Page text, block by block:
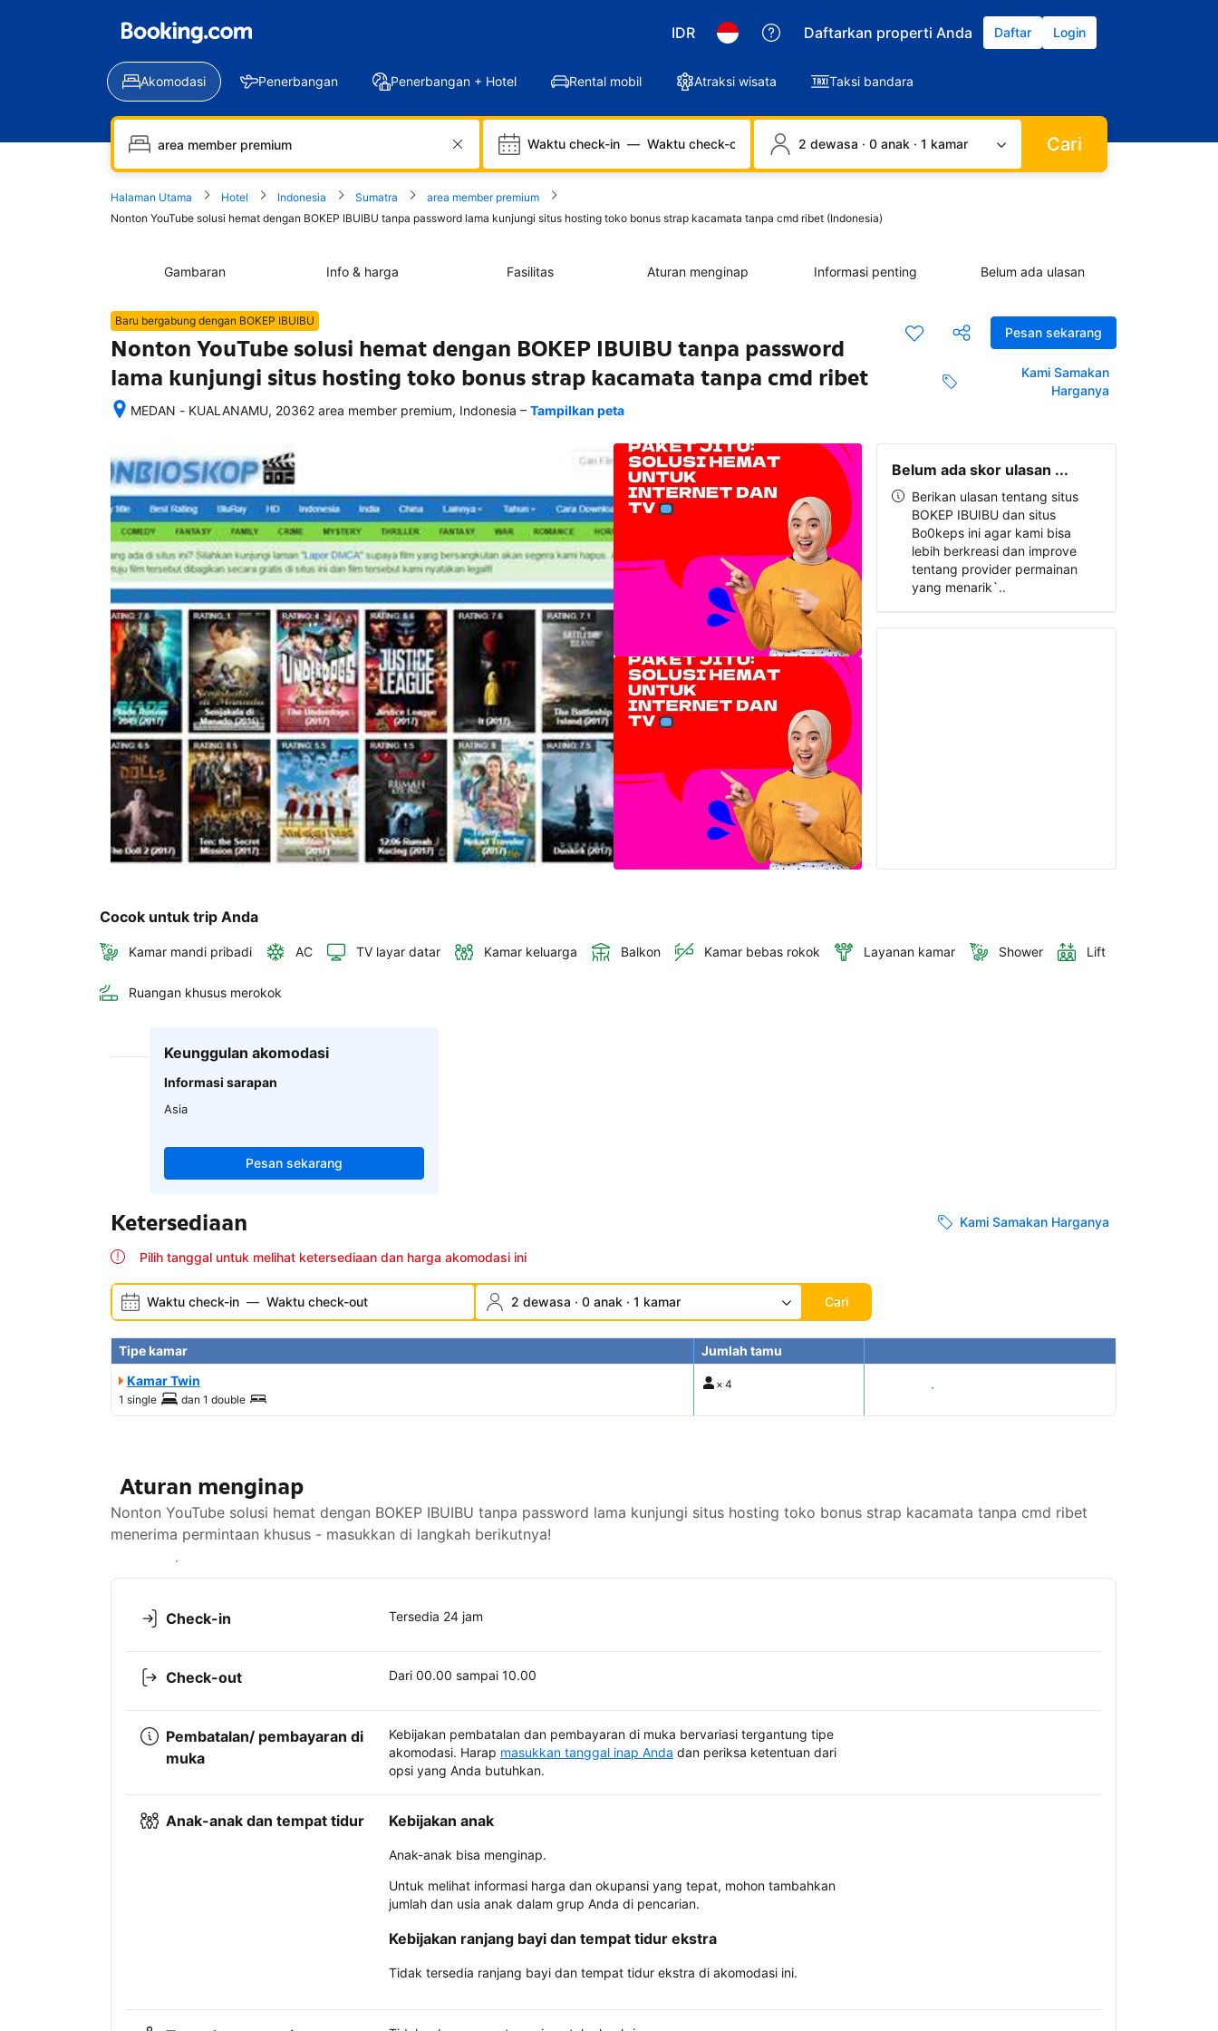
IDR Daftarkan properti Anda Daftar Login
Akomodasi Penerbangan Penerbangan + Hotel Rental mobil Atraksi wisata Taksi bandara
Waktu check-in — Waktu check-out 2 dewasa · 0 anak · 1 kamar Cari
Halaman Utama Hotel Indonesia Sumatra
area member premium
Nonton YouTube solusi hemat dengan BOKEP IBUIBU tanpa password lama kunjungi situs hosting toko bonus strap kacamata tanpa cmd ribet (Indonesia)
Gambaran Info & harga Fasilitas Aturan menginap Informasi penting Belum ada ulasan
Pesan sekarang
Kami Samakan
Harganya
Baru bergabung dengan BOKEP IBUIBU
Nonton YouTube solusi hemat dengan BOKEP IBUIBU tanpa password
lama kunjungi situs hosting toko bonus strap kacamata tanpa cmd ribet
MEDAN - KUALANAMU, 20362 area member premium, Indonesia
semua
rincian
akomodasi
termasuk
nomor
telepon
dan
alamat
akan
disertakan
dalam
konfirmasi
pemesanan
dan
akun
Anda.
– Tampilkan peta
Belum ada skor ulasan ...
Berikan ulasan tentang situs
BOKEP IBUIBU dan situs
Bo0keps ini agar kami bisa
lebih berkreasi dan improve
tentang provider permainan
yang menarik`..
Cocok untuk trip Anda
Kamar mandi pribadi AC TV layar datar Kamar keluarga Balkon Kamar bebas rokok Layanan kamar Shower Lift
Ruangan khusus merokok
Keunggulan akomodasi
Informasi sarapan
Asia
Pesan sekarang
Ketersediaan Kami Samakan Harganya
Pilih tanggal untuk melihat ketersediaan dan harga akomodasi ini
Waktu check-in — Waktu check-out 2 dewasa · 0 anak · 1 kamar Cari
Tipe kamar
Jumlah tamu
Kamar Twin
1 single dan 1 double
× 4 Tampilkan harga
Aturan menginap
Nonton YouTube solusi hemat dengan BOKEP IBUIBU tanpa password lama kunjungi situs hosting toko bonus strap kacamata tanpa cmd ribet
menerima permintaan khusus - masukkan di langkah berikutnya!
Lihat ketersediaan
Check-in Tersedia 24 jam
Check-out Dari 00.00 sampai 10.00
Pembatalan/ pembayaran di
muka
Kebijakan pembatalan dan pembayaran di muka bervariasi tergantung tipe
akomodasi. Harap masukkan tanggal inap Anda dan periksa ketentuan dari
opsi yang Anda butuhkan.
Anak-anak dan tempat tidur Kebijakan anak
Anak-anak bisa menginap.
Untuk melihat informasi harga dan okupansi yang tepat, mohon tambahkan
jumlah dan usia anak dalam grup Anda di pencarian.
Kebijakan ranjang bayi dan tempat tidur ekstra
Tidak tersedia ranjang bayi dan tempat tidur ekstra di akomodasi ini.